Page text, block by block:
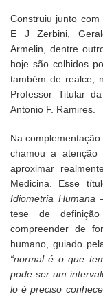
Construiu junto com
E J Zerbini,
Armelin, dentre
hoje são colhidos
também de realce,
Professor Titular
Antonio F. Ramires.
Na
chamou a atenção
aproximar
Medicina. Esse
Idiometria Humana
tese de
compreender de
humano, guiado
“normal é o que
pode ser um
lo é preciso